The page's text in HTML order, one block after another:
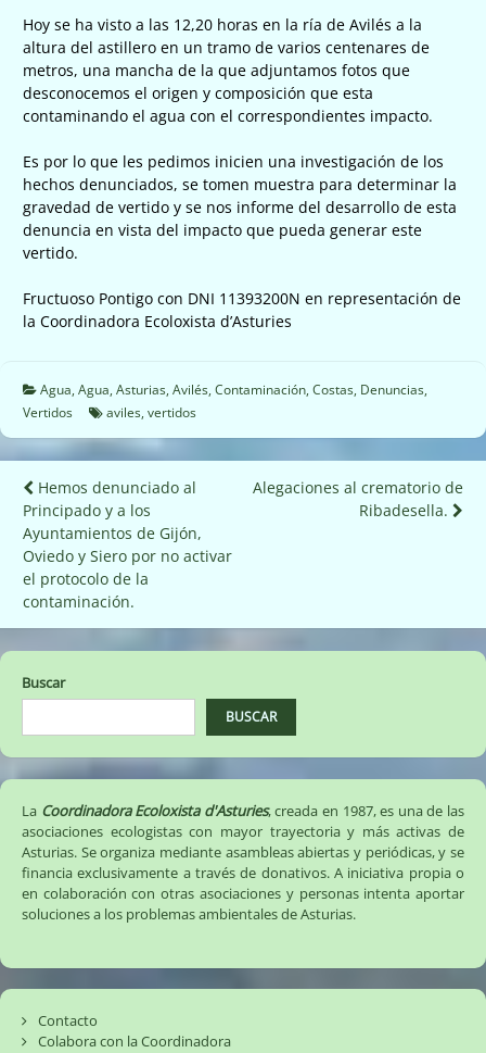
Hoy se ha visto a las 12,20 horas en la ría de Avilés a la
altura del astillero en un tramo de varios centenares de
metros, una mancha de la que adjuntamos fotos que
desconocemos el origen y composición que esta
contaminando el agua con el correspondientes impacto.
Es por lo que les pedimos inicien una investigación de los
hechos denunciados, se tomen muestra para determinar la
gravedad de vertido y se nos informe del desarrollo de esta
denuncia en vista del impacto que pueda generar este
vertido.
Fructuoso Pontigo con DNI 11393200N en representación de
la Coordinadora Ecoloxista d’Asturies
Agua, Agua, Asturias, Avilés, Contaminación, Costas, Denuncias,
Vertidos
aviles, vertidos
Navegación
de
entradas
Hemos denunciado al
Principado y a los
Ayuntamientos de Gijón,
Oviedo y Siero por no activar
el protocolo de la
contaminación.
Alegaciones al crematorio de
Ribadesella.
Buscar
BUSCAR
La Coordinadora Ecoloxista d'Asturies, creada en 1987, es una de las
asociaciones ecologistas con mayor trayectoria y más activas de
Asturias. Se organiza mediante asambleas abiertas y periódicas, y se
financia exclusivamente a través de donativos. A iniciativa propia o
en colaboración con otras asociaciones y personas intenta aportar
soluciones a los problemas ambientales de Asturias.
Contacto
Colabora con la Coordinadora